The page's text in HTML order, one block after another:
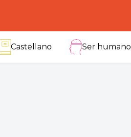
Castellano Ser humano